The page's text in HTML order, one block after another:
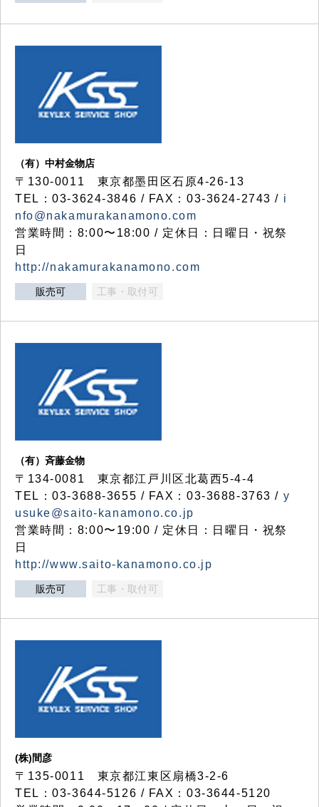
（有）中村金物店
〒130-0011 東京都墨田区石原4-26-13
TEL：03-3624-3846 / FAX：03-3624-2743 / i
nfo@nakamurakanamono.com
営業時間：8:00〜18:00 / 定休日：日曜日・祝祭
日
http://nakamurakanamono.com
販売可 工事・取付可
（有）斉藤金物
〒134-0081 東京都江戸川区北葛西5-4-4
TEL：03-3688-3655 / FAX：03-3688-3763 / y
usuke@saito-kanamono.co.jp
営業時間：8:00〜19:00 / 定休日：日曜日・祝祭
日
http://www.saito-kanamono.co.jp
販売可 工事・取付可
(株)間彦
〒135-0011 東京都江東区扇橋3-2-6
TEL：03-3644-5126 / FAX：03-3644-5120